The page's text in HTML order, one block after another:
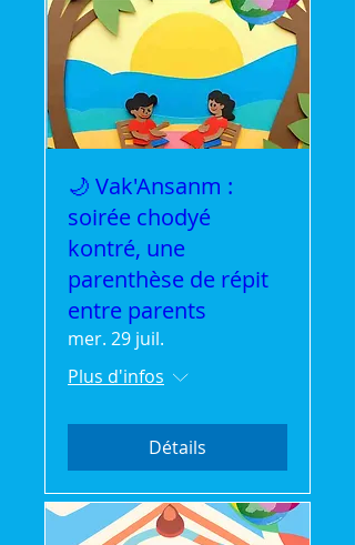
🌙 Vak'Ansanm :
soirée chodyé
kontré, une
parenthèse de répit
entre parents
mer. 29 juil.
Plus d'infos
Détails